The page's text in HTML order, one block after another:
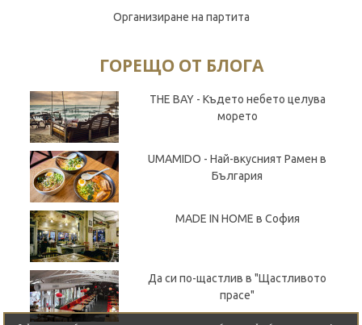
Организиране на партита
ГОРЕЩО ОТ БЛОГА
THE BAY - Където небето целува
морето
UMAMIDO - Най-вкусният Рамен в
България
MADE IN HOME в София
Да си по-щастлив в "Щастливото
прасе"